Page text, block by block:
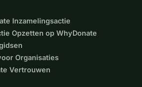
Inzamelingsactie
Opzetten op WhyDonate
Organisaties
Vertrouwen